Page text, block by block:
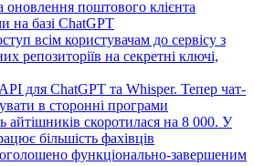
оновлення поштового клієнта
на базі ChatGPT
всім користувачам до сервісу з
репозиторіїв на секретні ключі,
для ChatGPT та Whisper. Тепер чат-
в сторонні програми
айтішників скоротилася на 8 000. У
більшість фахівців
функціонально-завершеним